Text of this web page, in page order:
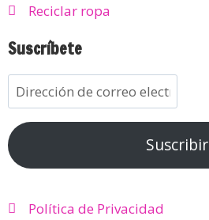
Reciclar ropa
Suscríbete
Suscribir
Política de Privacidad